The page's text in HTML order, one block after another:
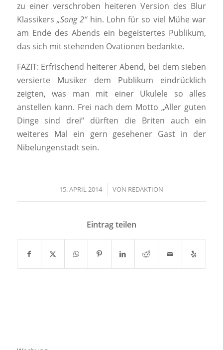
zu einer verschroben heiteren Version des Blur
Klassikers „Song 2“hin. Lohn für so viel Mühe war
am Ende des Abends ein begeistertes Publikum,
das sich mit stehenden Ovationen bedankte.
FAZIT: Erfrischend heiterer Abend, bei dem sieben
versierte Musiker dem Publikum eindrücklich
zeigten, was man mit einer Ukulele so alles
anstellen kann. Frei nach dem Motto „Aller guten
Dinge sind drei“ dürften die Briten auch ein
weiteres Mal ein gern gesehener Gast in der
Nibelungenstadt sein.
15. APRIL 2014
/ VON REDAKTION
Eintrag teilen